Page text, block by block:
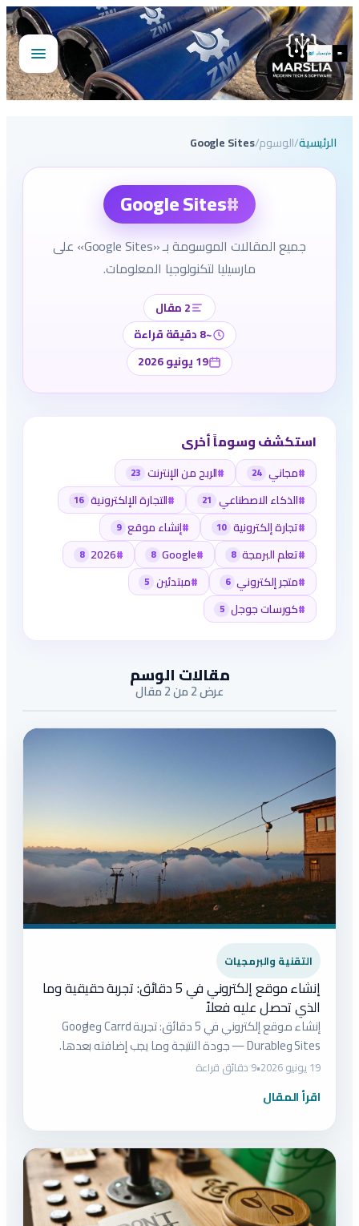
تخطى
إلى
المحتوى فتح
الرئيسية/الوسوم/
Google Sites
#
Google Sites
جميع المقالات الموسومة بـ «Google Sites» على
مارسيليا لتكنولوجيا المعلومات.
2 مقال
~8 دقيقة قراءة
19 يونيو 2026
استكشف وسوماً أخرى
#مجاني 24
#الربح من الإنترنت 23
#الذكاء الاصطناعي 21
#التجارة الإلكترونية 16
#تجارة إلكترونية 10
#إنشاء موقع 9
#تعلم البرمجة 8
#
Google
8
#
2026
8
#متجر إلكتروني 6
#مبتدئين 5
#كورسات جوجل 5
مقالات الوسم
عرض 2 من 2 مقال
التقنية والبرمجيات
إنشاء موقع إلكتروني في 5 دقائق: تجربة حقيقية وما
الذي تحصل عليه فعلاً
إنشاء موقع إلكتروني في 5 دقائق: تجربة Carrd وGoogle
Sites وDurable — جودة النتيجة وما يجب إضافته بعدها.
19 يونيو 2026 •9 دقائق قراءة
اقرأ المقال